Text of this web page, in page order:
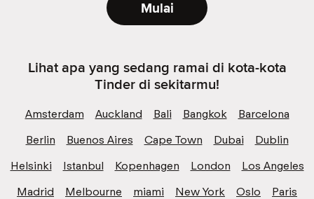
Mulai
Lihat apa yang sedang ramai di kota-kota
Tinder di sekitarmu!
Amsterdam Auckland Bali Bangkok
Barcelona
Berlin
Buenos Aires Cape Town Dubai
Dublin
Helsinki
Istanbul Kopenhagen London
Los Angeles
Madrid
Melbourne miami New York Oslo
Paris